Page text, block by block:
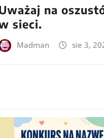
na
sieci.
Madman sie 3,